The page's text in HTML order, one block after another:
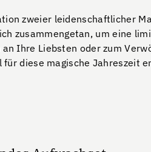
zweier leidenschaftlicher
zusammengetan, um eine
Ihre Liebsten oder zum
diese magische Jahreszeit